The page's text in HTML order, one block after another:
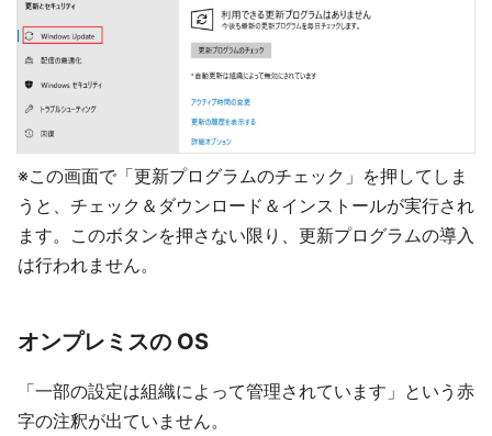
※この画面で「更新プログラムのチェック」を押してしま
うと、チェック＆ダウンロード＆インストールが実行され
ます。このボタンを押さない限り、更新プログラムの導入
は行われません。
オンプレミスの OS
「一部の設定は組織によって管理されています」という赤
字の注釈が出ていません。